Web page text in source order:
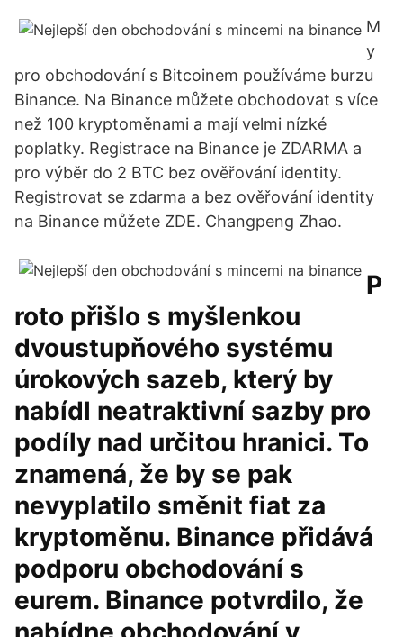
M
y
pro obchodování s Bitcoinem používáme burzu
Binance. Na Binance můžete obchodovat s více
než 100 kryptoměnami a mají velmi nízké
poplatky. Registrace na Binance je ZDARMA a
pro výběr do 2 BTC bez ověřování identity.
Registrovat se zdarma a bez ověřování identity
na Binance můžete ZDE. Changpeng Zhao.
P
roto přišlo s myšlenkou
dvoustupňového systému
úrokových sazeb, který by
nabídl neatraktivní sazby pro
podíly nad určitou hranici. To
znamená, že by se pak
nevyplatilo směnit fiat za
kryptoměnu. Binance přidává
podporu obchodování s
eurem. Binance potvrdilo, že